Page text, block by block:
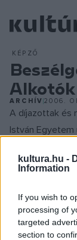
kultura.hu -
Information
If you wish to
processing of
targeted
section to
KÉPZŐ
ARCHÍV2006.
A díjazottak és
István Egyetem
Komoróczky
Energia-
sugárzás?